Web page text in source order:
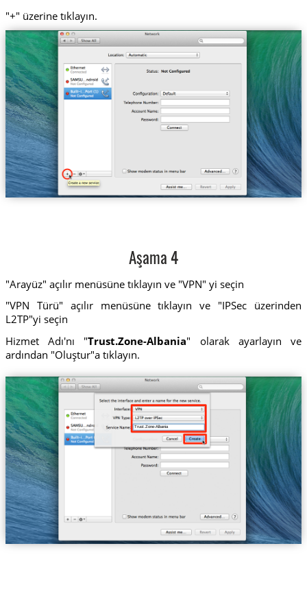
"+" üzerine tıklayın.
Aşama 4
"Arayüz" açılır menüsüne tıklayın ve "VPN" yi seçin
"VPN Türü" açılır menüsüne tıklayın ve "IPSec üzerinden
L2TP"yi seçin
Hizmet Adı'nı "Trust.Zone-Albania" olarak ayarlayın ve
ardından "Oluştur"a tıklayın.
Trust.Zone-Albania